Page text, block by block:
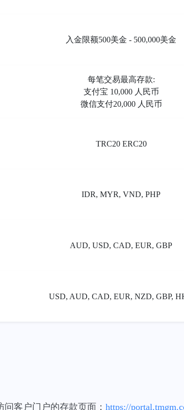
入金限额500美金 - 500,000美金
每笔交易最高存款:
支付宝 10,000 人民币
微信支付20,000 人民币
TRC20 ERC20
IDR, MYR, VND, PHP
AUD, USD, CAD, EUR, GBP
USD, AUD, CAD, EUR, NZD, GBP,
客户门户的存款页面： https://